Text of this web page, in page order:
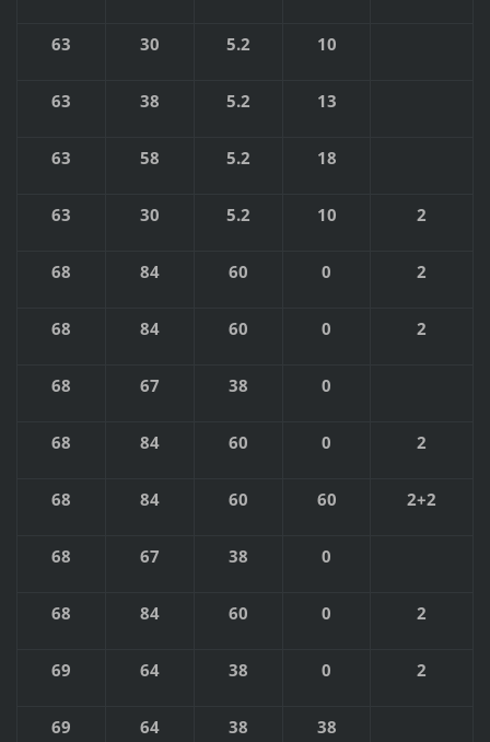
63 30 5.2 10
63 38 5.2 13
63 58 5.2 18
63 30 5.2 10 2
68 84 60 0 2
68 84 60 0 2
68 67 38 0
68 84 60 0 2
68 84 60 60 2+2
68 67 38 0
68 84 60 0 2
69 64 38 0 2
69 64 38 38